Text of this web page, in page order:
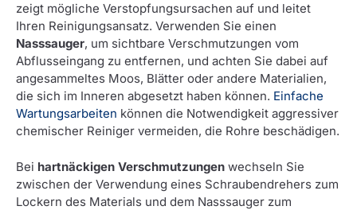
zeigt mögliche Verstopfungsursachen auf und leitet
Ihren Reinigungsansatz. Verwenden Sie einen
Nasssauger, um sichtbare Verschmutzungen vom
Abflusseingang zu entfernen, und achten Sie dabei auf
angesammeltes Moos, Blätter oder andere Materialien,
die sich im Inneren abgesetzt haben können. Einfache
Wartungsarbeiten können die Notwendigkeit aggressiver
chemischer Reiniger vermeiden, die Rohre beschädigen.
Bei hartnäckigen Verschmutzungen wechseln Sie
zwischen der Verwendung eines Schraubendrehers zum
Lockern des Materials und dem Nasssauger zum